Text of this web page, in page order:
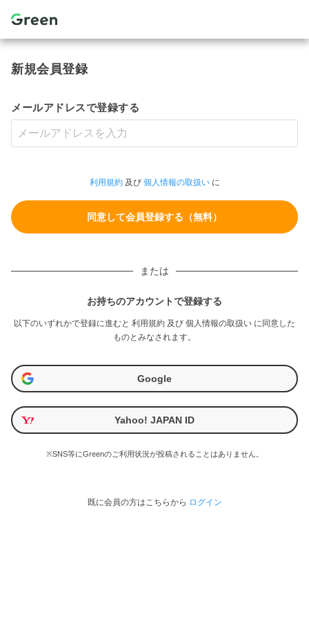
新規会員登録
メールアドレスで登録する
利用規約及び 個人情報の取扱いに
または
お持ちのアカウントで登録する
以下のいずれかで登録に進むと 利用規約 及び 個人情報の取扱い に同意した
ものとみなされます。
Google
Yahoo! JAPAN ID
※SNS等にGreenのご利用状況が投稿されることはありません。
既に会員の方はこちらから ログイン